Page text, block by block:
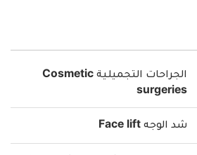
الجراحات التجميلية Cosmetic
surgeries
شد الوجه Face lift